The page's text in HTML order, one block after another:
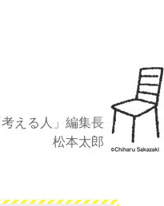
考える人」編集長
松本太郎